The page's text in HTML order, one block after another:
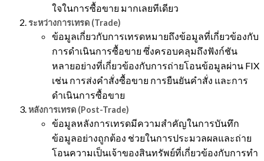
ใจในการซื้อขาย มากเลยทีเดียว
ระหว่างการเทรด (Trade)
ข้อมูลเกี่ยวกับการเทรดหมายถึงข้อมูลที่เกี่ยวข้องกับ
การดำเนินการซื้อขาย ซึ่งครอบคลุมถึงฟังก์ชัน
หลายอย่างที่เกี่ยวข้องกับการถ่ายโอนข้อมูลผ่าน FIX
เช่น การส่งคำสั่งซื้อขาย การยืนยันคำสั่ง และการ
ดำเนินการซื้อขาย
หลังการเทรด (Post-Trade)
ข้อมูลหลังการเทรดมีความสำคัญในการบันทึก
ข้อมูลอย่างถูกต้อง ช่วยในการประมวลผลและถ่าย
โอนความเป็นเจ้าของสินทรัพย์ที่เกี่ยวข้องกับการทำ